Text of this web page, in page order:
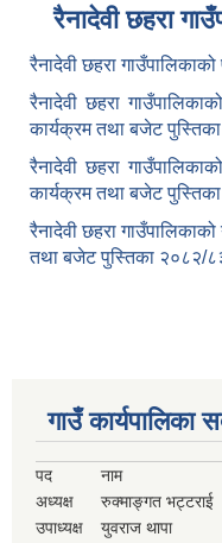
रैनादेवी छहरा
रैनादेवी छहरा
रैनादेवी छहरा
कार्यक्रम तथा बजेट
रैनादेवी छहरा
कार्यक्रम तथा बजेट
रैनादेवी छहरा गाउँपालिकाको
तथा बजेट पुस्तिका २०८२/
गाउँ कार्यपालिका
पद नाम
अध्यक्ष
रुक्माङ्गत भट्टराई
उपाध्यक्ष
युवराज थापा